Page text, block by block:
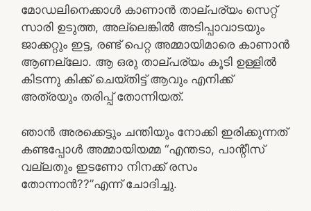
മോഡലിനെക്കാൾ കാണാൻ താല്പര്യം സെറ്റ്
സാരി ഉടുത്ത, അല്ലെങ്കിൽ അടിപ്പാവാടയും
ജാക്കറ്റും ഇട്ട, രണ്ട് പെറ്റ അമ്മായിമാരെ കാണാൻ
ആണല്ലോ. ആ ഒരു താല്പര്യം കൂടി ഉള്ളിൽ
കിടന്നു കിക്ക് ചെയ്തിട്ട് ആവും എനിക്ക്
അത്രയും തരിപ്പ് തോന്നിയത്.
ഞാൻ അരക്കെട്ടും ചന്തിയും നോക്കി ഇരിക്കുന്നത്
കണ്ടപ്പോൾ അമ്മായിയമ്മ “എന്തടാ, പാന്റീസ്
വല്ലതും ഇടണോ നിനക്ക് രസം
തോന്നാൻ??”എന്ന് ചോദിച്ചു.